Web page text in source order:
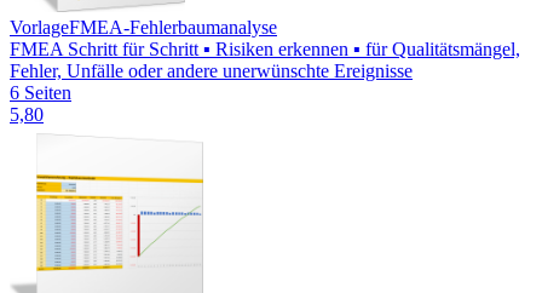
VorlageFMEA-Fehlerbaumanalyse
FMEA Schritt für Schritt ▪ Risiken erkennen ▪ für Qualitätsmängel,
Fehler, Unfälle oder andere unerwünschte Ereignisse
6 Seiten
5,80